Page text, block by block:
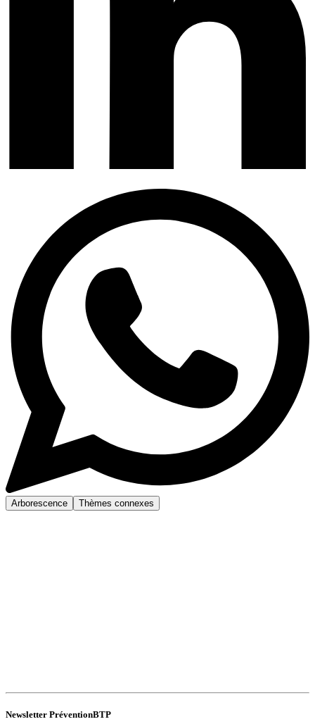
Arborescence Thèmes connexes
Newsletter PréventionBTP